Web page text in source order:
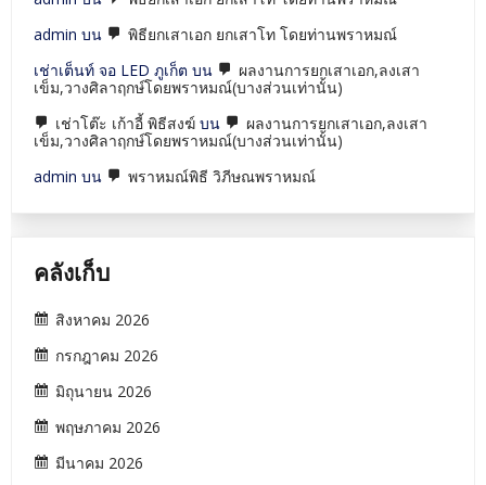
admin บน
พิธียกเสาเอก ยกเสาโท โดยท่านพราหมณ์
เช่าเต็นท์ จอ LED ภูเก็ต บน
ผลงานการยกเสาเอก,ลงเสา
เข็ม,วางศิลาฤกษ์โดยพราหมณ์(บางส่วนเท่านั้น)
เช่าโต๊ะ เก้าอี้ พิธีสงฆ์ บน
ผลงานการยกเสาเอก,ลงเสา
เข็ม,วางศิลาฤกษ์โดยพราหมณ์(บางส่วนเท่านั้น)
admin บน พราหมณ์พิธี วิภีษณพราหมณ์
คลังเก็บ
สิงหาคม 2026
กรกฎาคม 2026
มิถุนายน 2026
พฤษภาคม 2026
มีนาคม 2026